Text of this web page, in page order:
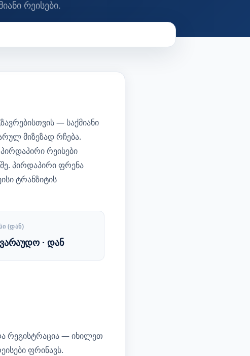
რეისები.
— საქმიანი
მიზეზად რჩება.
რეისები
პირდაპირი ფრენა
ტრანზიტის
(ᲓᲐᲜ)
· დან
რეგისტრაცია — იხილეთ
ფრინავს.